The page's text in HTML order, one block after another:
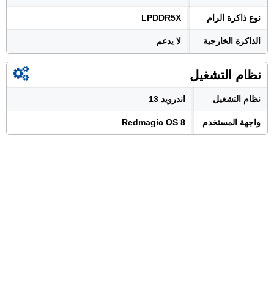
نوع ذاكرة الرام LPDDR5X
الذاكرة الخارجية لا يدعم
نظام التشغيل
نظام التشغيل اندرويد 13
واجهة المستخدم Redmagic OS 8